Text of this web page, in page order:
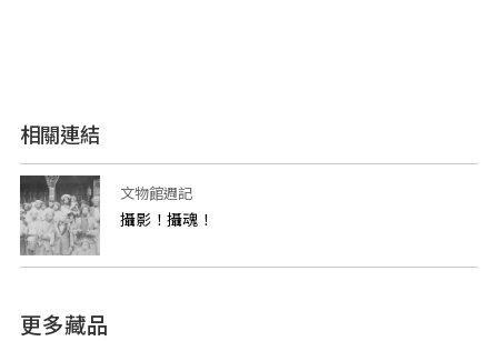
相關連結
文物館週記
攝影！攝魂！
更多藏品